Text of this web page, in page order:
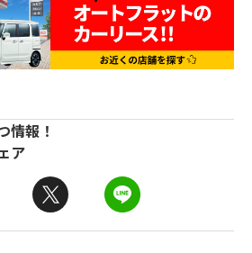
情報！
ア